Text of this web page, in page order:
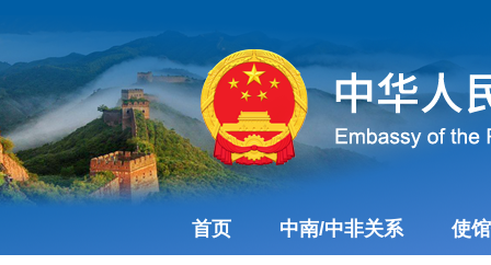
首页 中南/中非关系 使